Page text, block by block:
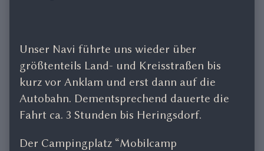
Unser Navi führte uns wieder über
größtenteils Land- und Kreisstraßen bis
kurz vor Anklam und erst dann auf die
Autobahn. Dementsprechend dauerte die
Fahrt ca. 3 Stunden bis Heringsdorf.
Der Campingplatz “Mobilcamp